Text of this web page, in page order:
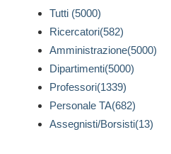
Tutti (5000)
Ricercatori(582)
Amministrazione(5000)
Dipartimenti(5000)
Professori(1339)
Personale TA(682)
Assegnisti/Borsisti(13)